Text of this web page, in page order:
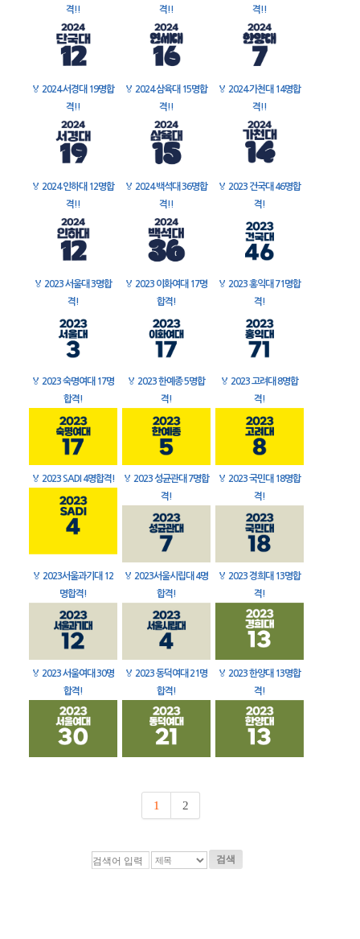
격!!
격!!
격!!
🏅 2024 서경대 19명합
격!!
🏅 2024 삼육대 15명합
격!!
🏅 2024 가천대 14명합
격!!
🏅 2024 인하대 12명합
격!!
🏅 2024 백석대 36명합
격!!
🏅 2023 건국대 46명합
격!
🏅 2023 서울대 3명합
격!
🏅 2023 이화여대 17명
합격!
🏅 2023 홍익대 71명합
격!
🏅 2023 숙명여대 17명
합격!
🏅 2023 한예종 5명합
격!
🏅 2023 고려대 8명합
격!
🏅 2023 SADI 4명합격! 🏅 2023 성균관대 7명합
격!
🏅 2023 국민대 18명합
격!
🏅 2023서울과기대 12
명합격!
🏅 2023서울시립대 4명
합격!
🏅 2023 경희대 13명합
격!
🏅 2023 서울여대 30명
합격!
🏅 2023 동덕여대 21명
합격!
🏅 2023 한양대 13명합
격!
1 2
검색